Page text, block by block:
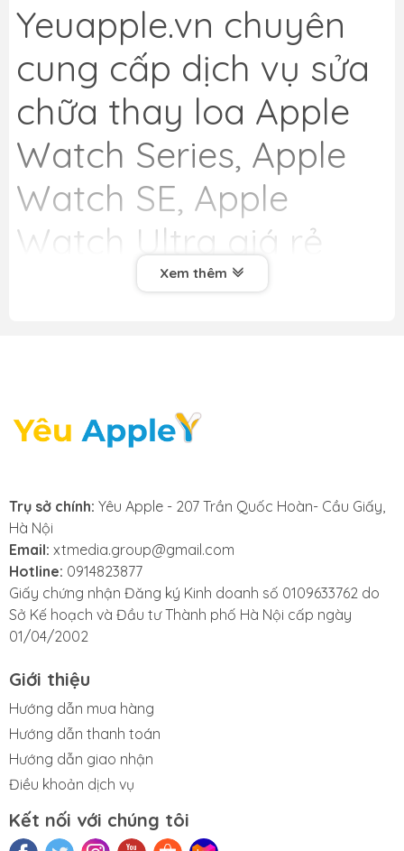
Yeuapple.vn chuyên
cung cấp dịch vụ sửa
chữa thay loa Apple
Watch Series, Apple
Watch SE, Apple
Watch Ultra giá rẻ
nhất Hà Nội, cam kết
cung cấp dịch vụ thay
loa Apple Watch
nhanh chóng, chuyên
nghiệp, đảm bảo sửa
nhanh lấy ngay. Với
cam kết linh kiện
chính hãng,
Yeuapple.vn
chọn số một cho dịch
vụ thay loa Apple
Xem thêm
Trụ sở chính: Yêu Apple - 207 Trần Quốc Hoàn- Cầu Giấy,
Hà Nội
Email: xtmedia.group@gmail.com
Hotline: 0914823877
Giấy chứng nhận Đăng ký Kinh doanh số 0109633762 do
Sở Kế hoạch và Đầu tư Thành phố Hà Nội cấp ngày
01/04/2002
Giới thiệu
Hướng dẫn mua hàng
Hướng dẫn thanh toán
Hướng dẫn giao nhận
Điều khoản dịch vụ
Kết nối với chúng tôi